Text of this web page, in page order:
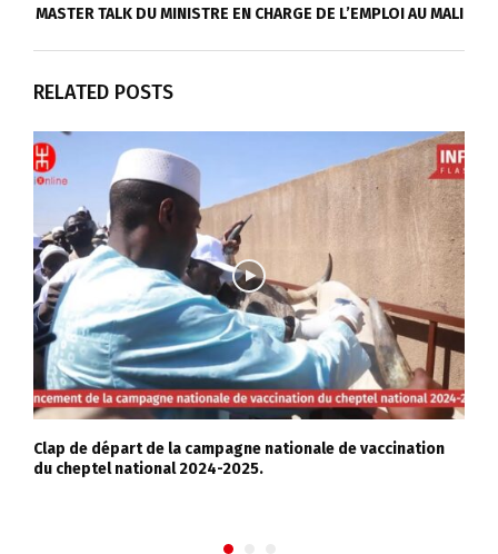
MASTER TALK DU MINISTRE EN CHARGE DE L’EMPLOI AU MALI
RELATED POSTS
Clap de départ de la campagne nationale de vaccination
du cheptel national 2024-2025.